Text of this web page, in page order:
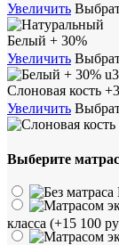
Увеличить
Белый + 30%
Увеличить
Слоновая кость
Увеличить
Выберите матрас
класса (+15 100